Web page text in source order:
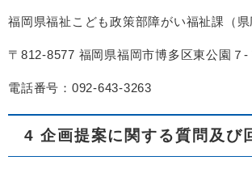
福岡県福祉こども政策部障がい福祉課（県
〒812-8577 福岡県福岡市博多区東公園７-
電話番号：092-643-3263
4 企画提案に関する質問及び